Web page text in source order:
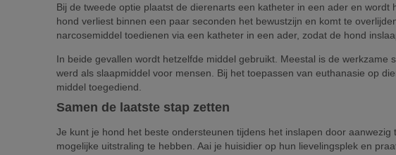
Bij de tweede optie plaatst de dierenarts een katheter in een ader en wordt
hond verliest binnen een paar seconden het bewustzijn en komt te
narcosemiddel toedienen via een katheter in een ader, zodat de hond
In beide gevallen wordt hetzelfde middel gebruikt. Meestal is de werkzame
werd als slaapmiddel voor mensen. Bij het toepassen van euthanasie op
middel toegediend.
Samen de laatste stap zetten
Je kunt je hond het beste ondersteunen tijdens het inslapen door
mogelijke uitstraling te hebben. Aai je huisidier op hun lievelingsplek en